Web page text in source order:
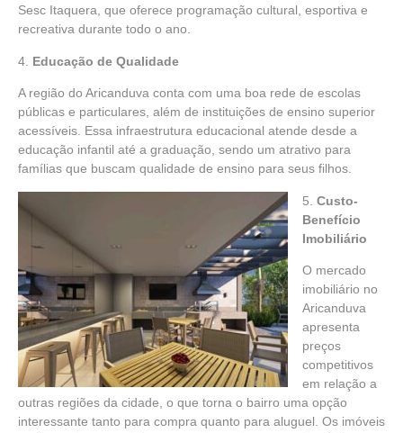
Sesc Itaquera, que oferece programação cultural, esportiva e
recreativa durante todo o ano.
4. Educação de Qualidade
A região do Aricanduva conta com uma boa rede de escolas
públicas e particulares, além de instituições de ensino superior
acessíveis. Essa infraestrutura educacional atende desde a
educação infantil até a graduação, sendo um atrativo para
famílias que buscam qualidade de ensino para seus filhos.
5. Custo-
Benefício
Imobiliário
O mercado
imobiliário no
Aricanduva
apresenta
preços
competitivos
em relação a
outras regiões da cidade, o que torna o bairro uma opção
interessante tanto para compra quanto para aluguel. Os imóveis